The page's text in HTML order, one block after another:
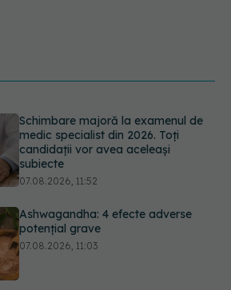
Ashwagandha: 4 efecte adverse
potențial grave
07.08.2026, 11:03
EXCLUSIV Ce grăbește apariția
ridurilor. Nu este doar vârsta. Ce
spun dermatologii